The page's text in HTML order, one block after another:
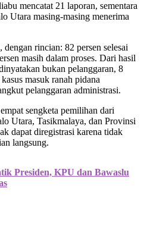
mencatat 21 laporan, sementara
Utara masing-masing menerima
rincian: 82 persen selesai
masih dalam proses. Dari hasil
bukan pelanggaran, 8
masuk ranah pidana
pelanggaran administrasi.
sengketa pemilihan dari
Utara, Tasikmalaya, dan Provinsi
dapat diregistrasi karena tidak
langsung.
Presiden, KPU dan Bawaslu